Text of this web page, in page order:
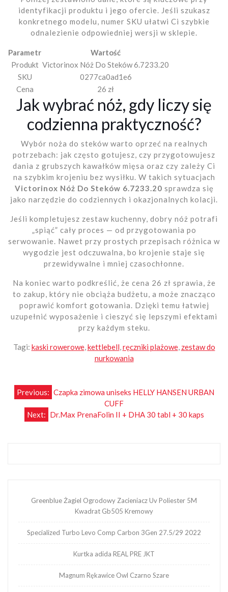
identyfikacji produktu i jego ofercie. Jeśli szukasz
konkretnego modelu, numer SKU ułatwi Ci szybkie
odnalezienie odpowiedniej wersji w sklepie.
Parametr
Wartość
Produkt Victorinox Nóż Do Steków 6.7233.20
SKU
0277ca0ad1e6
Cena
26 zł
Jak wybrać nóż, gdy liczy się
codzienna praktyczność?
Wybór noża do steków warto oprzeć na realnych
potrzebach: jak często gotujesz, czy przygotowujesz
dania z grubszych kawałków mięsa oraz czy zależy Ci
na szybkim krojeniu bez wysiłku. W takich sytuacjach
Victorinox Nóż Do Steków 6.7233.20 sprawdza się
jako narzędzie do codziennych i okazjonalnych kolacji.
Jeśli kompletujesz zestaw kuchenny, dobry nóż potrafi
„spiąć” cały proces — od przygotowania po
serwowanie. Nawet przy prostych przepisach różnica w
wygodzie jest odczuwalna, bo krojenie staje się
przewidywalne i mniej czasochłonne.
Na koniec warto podkreślić, że cena 26 zł sprawia, że
to zakup, który nie obciąża budżetu, a może znacząco
poprawić komfort gotowania. Dzięki temu łatwiej
uzupełnić wyposażenie i cieszyć się lepszymi efektami
przy każdym steku.
Tagi: kaski rowerowe, kettlebell ręczniki plażowe, zestaw do
nurkowania
Nawigacja
wpisu
Previous: Czapka zimowa uniseks HELLY HANSEN URBAN
CUFF
Next: Dr.Max PrenaFolin II + DHA 30 tabl + 30 kaps
Greenblue Żagiel Ogrodowy Zacieniacz Uv Poliester 5M
Kwadrat Gb505 Kremowy
Specialized Turbo Levo Comp Carbon 3Gen 27.5/29 2022
Kurtka adida REAL PRE JKT
Magnum Rękawice Owl Czarno Szare